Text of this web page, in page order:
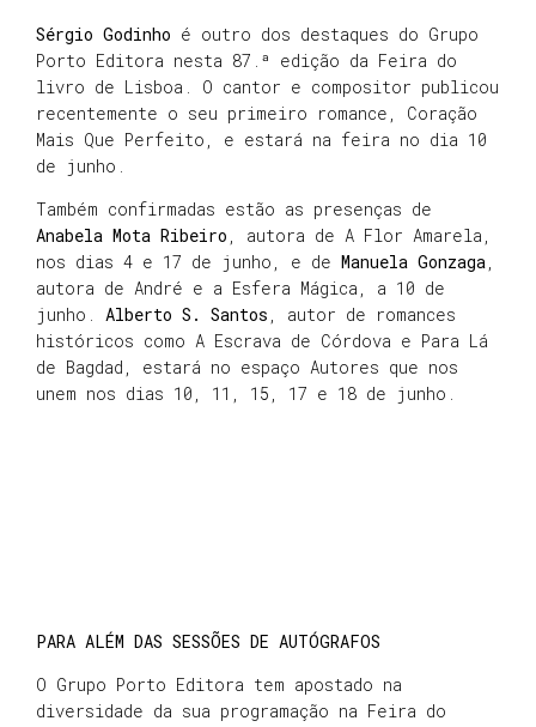
Sérgio Godinho é outro dos destaques do Grupo
Porto Editora nesta 87.ª edição da Feira do
livro de Lisboa. O cantor e compositor publicou
recentemente o seu primeiro romance, Coração
Mais Que Perfeito, e estará na feira no dia 10
de junho.
Também confirmadas estão as presenças de
Anabela Mota Ribeiro , autora de A Flor Amarela,
nos dias 4 e 17 de junho, e de Manuela Gonzaga,
autora de André e a Esfera Mágica, a 10 de
junho. Alberto S. Santos , autor de romances
históricos como A Escrava de Córdova e Para Lá
de Bagdad, estará no espaço Autores que nos
unem nos dias 10, 11, 15, 17 e 18 de junho.
PARA ALÉM DAS SESSÕES DE AUTÓGRAFOS
O Grupo Porto Editora tem apostado na
diversidade da sua programação na Feira do